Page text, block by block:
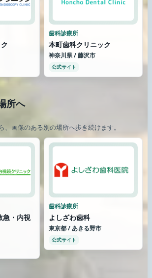
歯科診療所
本町歯科クリニック
神奈川県 / 藤沢市
公式サイト
所へ
、画像のある別の場所へ歩き続けます。
急・内視
歯科診療所
よしざわ歯科
東京都 / あきる野市
公式サイト